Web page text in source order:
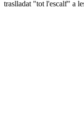
traslladat "tot l'escalf" a